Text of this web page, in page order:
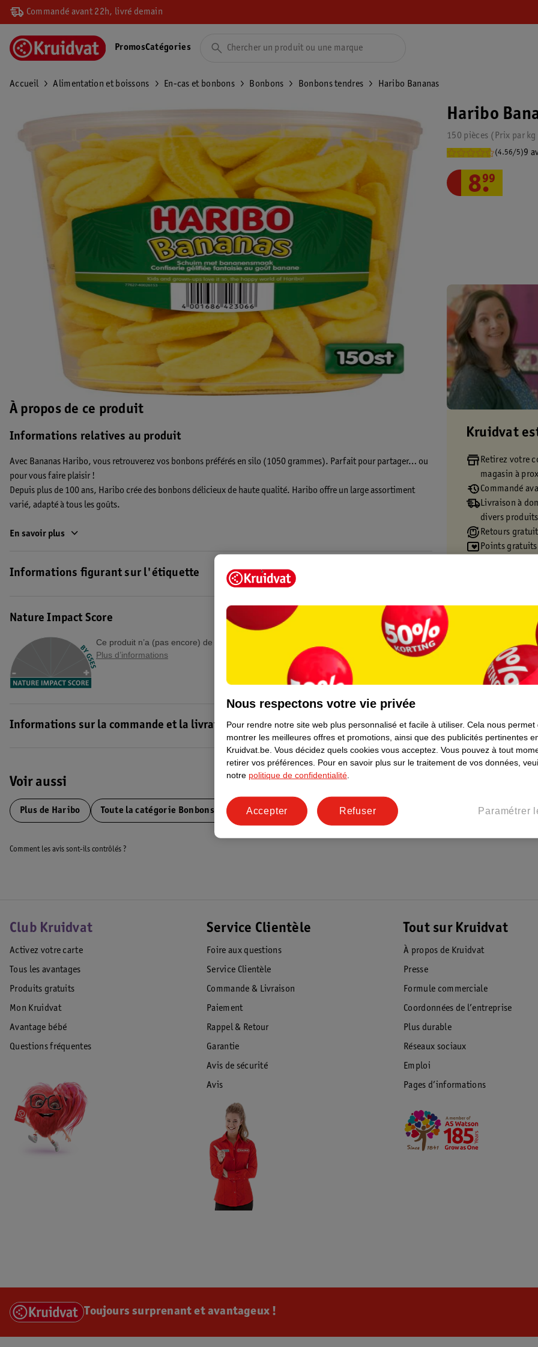
Commandé avant 22h, livré demain
PromosCatégories
Accueil Alimentation et boissons En-cas et bonbons Bonbons Bonbons tendres Haribo Bananas
À propos de ce produit
Informations relatives au produit
Avec Bananas Haribo, vous retrouverez vos bonbons préférés en silo (1050 grammes). Parfait pour partager… ou
pour vous faire plaisir !
Depuis plus de 100 ans, Haribo crée des bonbons délicieux de haute qualité. Haribo offre un large assortiment
varié, adapté à tous les goûts.
Haribo, c’est la promesse d’un moment de joie pure et spontanée, pour tous les âges. Le slogan d’Haribo ne ment
En savoir plus
Informations figurant sur l'étiquette
Nature Impact Score
Ce produit n’a (pas encore) de "Nature Impact Score".
Plus d’informations
Informations sur la commande et la livraison
Voir aussi
Plus de Haribo Toute la catégorie Bonbons tendres
Haribo
150 pièces Prix par kg
(4.56/5)9
8.
99
Kruidvat
Retirez votre
magasin à
Commandé
Livraison à
divers
Retours
Points
Comment les avis sont-ils contrôlés ?
Club Kruidvat
Activez votre carte
Tous les avantages
Produits gratuits
Mon Kruidvat
Avantage bébé
Questions fréquentes
Service Clientèle
Foire aux questions
Service Clientèle
Commande & Livraison
Paiement
Rappel & Retour
Garantie
Avis de sécurité
Avis
Tout sur Kruidvat
À propos de Kruidvat
Presse
Formule commerciale
Coordonnées de l’entreprise
Plus durable
Réseaux sociaux
Emploi
Pages d’informations
Toujours surprenant et avantageux !
Nous respectons votre vie privée
Pour rendre notre site web plus personnalisé et facile à utiliser. Cela nous permet
montrer les meilleures offres et promotions, ainsi que des publicités pertinentes
Kruidvat.be. Vous décidez quels cookies vous acceptez. Vous pouvez à tout
retirer vos préférences. Pour en savoir plus sur le traitement de vos données,
notre politique de confidentialité
Paramétrer
Refuser
Accepter